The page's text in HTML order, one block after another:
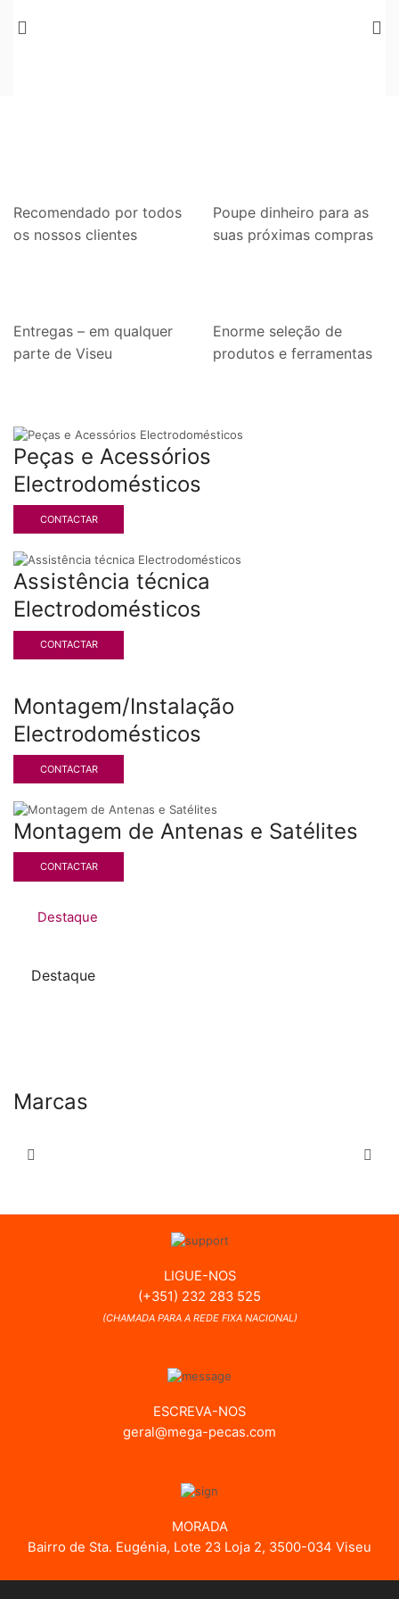
Ver Mais
Recomendado por todos
os nossos clientes
Poupe dinheiro para as
suas próximas compras
Entregas – em qualquer
parte de Viseu
Enorme seleção de
produtos e ferramentas
Peças e Acessórios
Electrodomésticos
CONTACTAR
Assistência técnica
Electrodomésticos
CONTACTAR
Montagem/Instalação
Electrodomésticos
CONTACTAR
Montagem de Antenas e Satélites
CONTACTAR
Destaque
Destaque
Marcas
LIGUE-NOS
(+351) 232 283 525
(CHAMADA PARA A REDE FIXA NACIONAL)
ESCREVA-NOS
geral@mega-pecas.com
MORADA
Bairro de Sta. Eugénia, Lote 23 Loja 2, 3500-034 Viseu